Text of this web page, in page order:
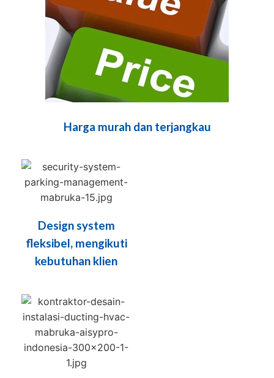
Harga murah dan terjangkau
Design system
fleksibel, mengikuti
kebutuhan klien